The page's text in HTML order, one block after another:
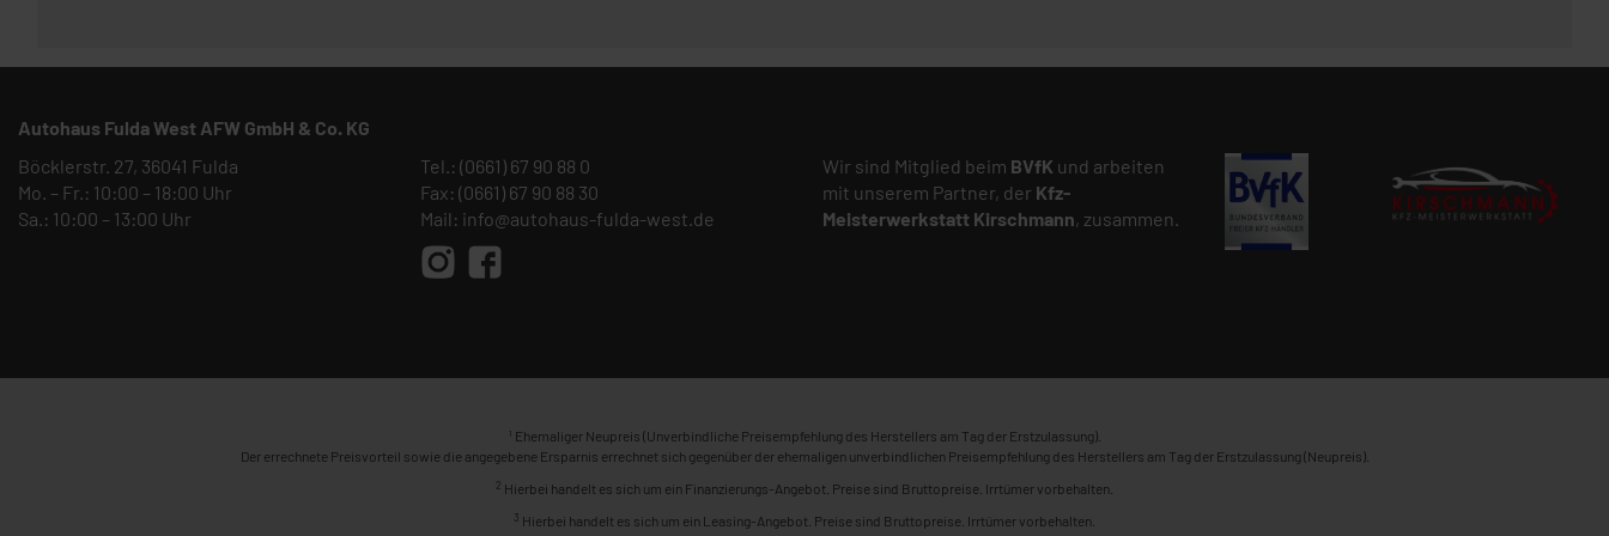
Autohaus Fulda West AFW GmbH & Co. KG
Böcklerstr. 27, 36041 Fulda
Mo. – Fr.: 10:00 – 18:00 Uhr
Sa.: 10:00 – 13:00 Uhr
Tel.: (0661) 67 90 88 0
Fax: (0661) 67 90 88 30
Mail: info@autohaus-fulda-west.de
Wir sind Mitglied beim BVfK und arbeiten
mit unserem Partner, der Kfz-
Meisterwerkstatt Kirschmann, zusammen.
1 Ehemaliger Neupreis (Unverbindliche Preisempfehlung des Herstellers am Tag der Erstzulassung).
Der errechnete Preisvorteil sowie die angegebene Ersparnis errechnet sich gegenüber der ehemaligen unverbindlichen Preisempfehlung des Herstellers am Tag der Erstzulassung (Neupreis).
2 Hierbei handelt es sich um ein Finanzierungs-Angebot. Preise sind Bruttopreise. Irrtümer vorbehalten.
3 Hierbei handelt es sich um ein Leasing-Angebot. Preise sind Bruttopreise. Irrtümer vorbehalten.